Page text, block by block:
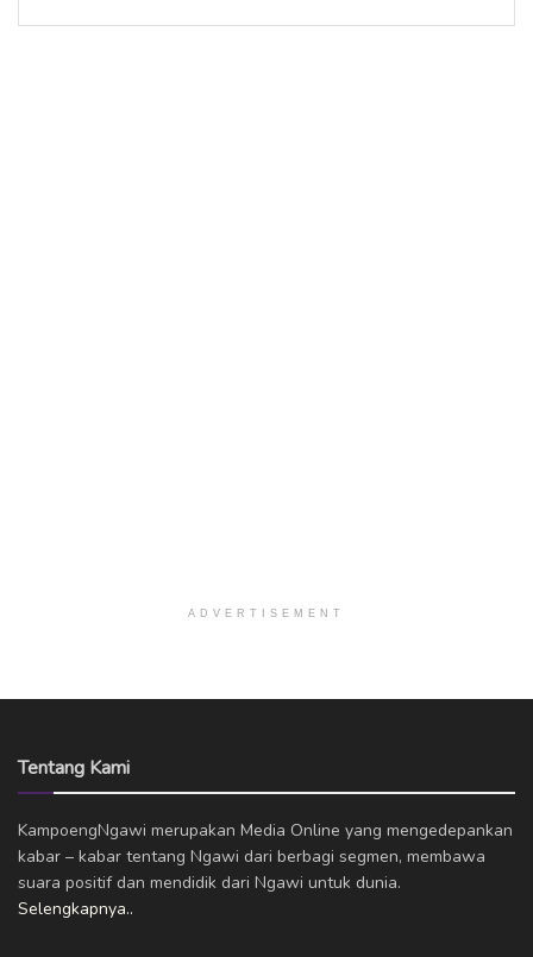
ADVERTISEMENT
Tentang Kami
KampoengNgawi merupakan Media Online yang mengedepankan
kabar – kabar tentang Ngawi dari berbagi segmen, membawa
suara positif dan mendidik dari Ngawi untuk dunia.
Selengkapnya..